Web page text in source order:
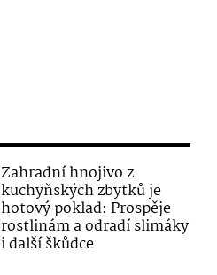
Zahradní hnojivo z
kuchyňských zbytků je
hotový poklad: Prospěje
rostlinám a odradí slimáky
i další škůdce